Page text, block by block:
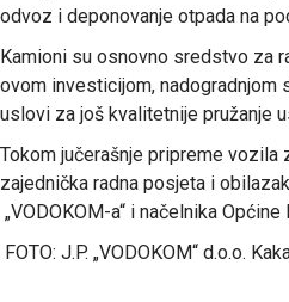
odvoz i deponovanje otpada na
Kamioni su osnovno sredstvo za
ovom investicijom, nadogradnjom
uslovi za još kvalitetnije pružanje
Tokom jučerašnje pripreme vozila
zajednička radna posjeta i
„VODOKOM-a“ i načelnika
FOTO: J.P. „VODOKOM“ d.o.o.